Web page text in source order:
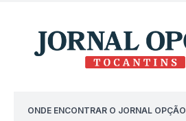
ONDE ENCONTRAR O JORNAL OPÇÃO